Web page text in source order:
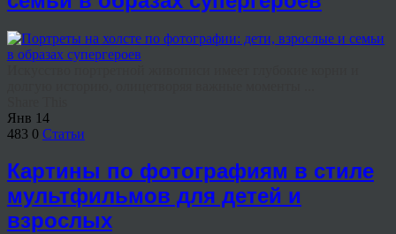
Янв 14
483 0 Статьи
Картины по фотографиям в стиле
мультфильмов для детей и
взрослых